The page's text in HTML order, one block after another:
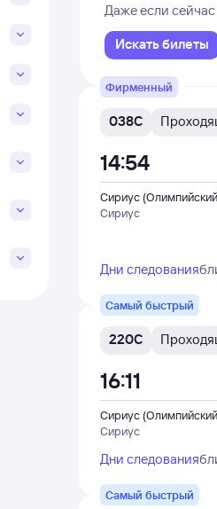
Даже если сейчас
Искать билеты
Фирменный
038С
Сириус
Сириус
14:54
Дни следования
Самый быстрый
220С
Сириус
Сириус
16:11
Дни следования
Самый быстрый